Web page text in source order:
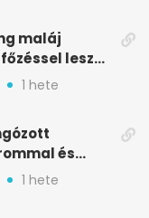
maláj
lesz
1 hete
és
1 hete